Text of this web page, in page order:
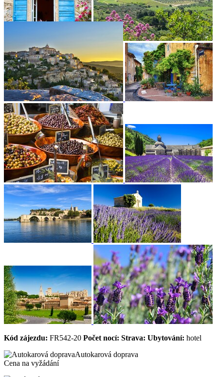
Kód zájezdu: FR542-20 Počet nocí: Strava: Ubytování: hotel
Autokarová doprava
Cena na vyžádání